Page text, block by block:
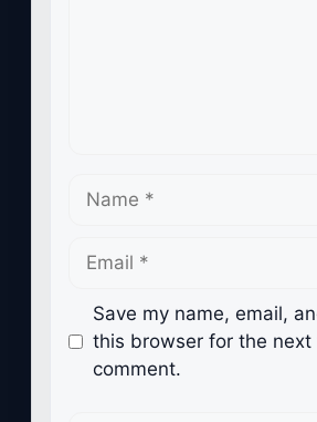
Name
Email
Save my name, email,
this browser for the next
comment.